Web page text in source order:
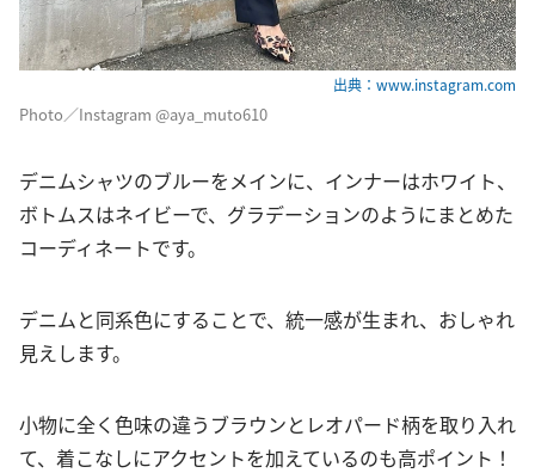
出典：www.instagram.com
Photo／Instagram @aya_muto610
デニムシャツのブルーをメインに、インナーはホワイト、
ボトムスはネイビーで、グラデーションのようにまとめた
コーディネートです。
デニムと同系色にすることで、統一感が生まれ、おしゃれ
見えします。
小物に全く色味の違うブラウンとレオパード柄を取り入れ
て、着こなしにアクセントを加えているのも高ポイント！